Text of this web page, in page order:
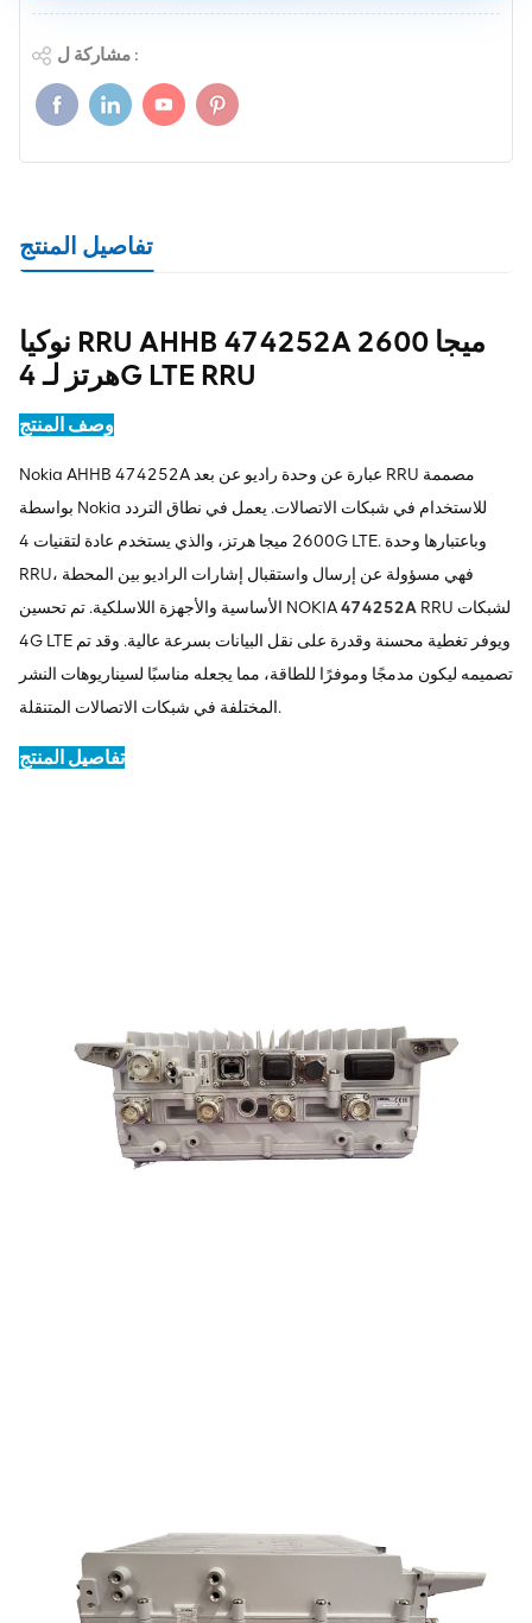
مشاركة ل :
تفاصيل المنتج
نوكيا RRU AHHB 474252A 2600 ميجا
هرتز لـ 4G LTE RRU
وصف المنتج
Nokia AHHB 474252A عبارة عن وحدة راديو عن بعد RRU مصممة
بواسطة Nokia للاستخدام في شبكات الاتصالات. يعمل في نطاق التردد
2600 ميجا هرتز، والذي يستخدم عادة لتقنيات 4G LTE. وباعتبارها وحدة
RRU، فهي مسؤولة عن إرسال واستقبال إشارات الراديو بين المحطة
الأساسية والأجهزة اللاسلكية. تم تحسين NOKIA474252A RRU لشبكات
4G LTE ويوفر تغطية محسنة وقدرة على نقل البيانات بسرعة عالية. وقد تم
تصميمه ليكون مدمجًا وموفرًا للطاقة، مما يجعله مناسبًا لسيناريوهات النشر
المختلفة في شبكات الاتصالات المتنقلة.
تفاصيل المنتج